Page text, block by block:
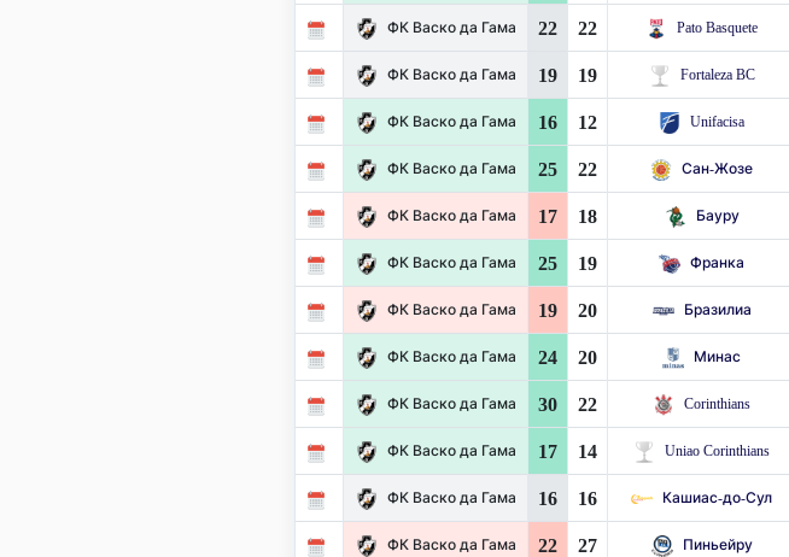
ФК Васко да Гама 22 22 Pato Basquete
ФК Васко да Гама 19 19 Fortaleza BC
ФК Васко да Гама 16 12 Unifacisa
ФК Васко да Гама 25 22 Сан-Жозе
ФК Васко да Гама 17 18 Бауру
ФК Васко да Гама 25 19 Франка
ФК Васко да Гама 19 20 Бразилиа
ФК Васко да Гама 24 20 Минас
ФК Васко да Гама 30 22 Corinthians
ФК Васко да Гама 17 14 Uniao Corinthians
ФК Васко да Гама 16 16 Кашиас-до-Сул
ФК Васко да Гама 22 27 Пиньейру